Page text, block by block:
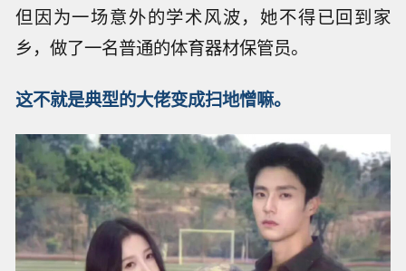
但因为一场意外的学术风波，她不得已回到家
乡，做了一名普通的体育器材保管员。
这不就是典型的大佬变成扫地憎嘛。